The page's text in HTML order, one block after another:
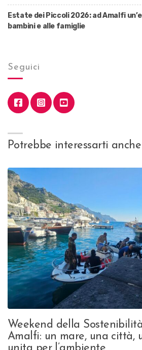
Estate dei Piccoli 2026: ad Amalfi
bambini e alle famiglie
Seguici
Potrebbe interessarti anche
Weekend della
Amalfi: un mare, una città,